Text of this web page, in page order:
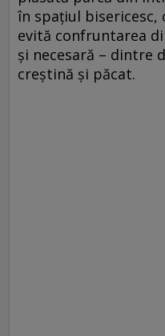
în spațiul bisericesc,
evită confruntarea
și necesară – dintre
creștină și păcat.